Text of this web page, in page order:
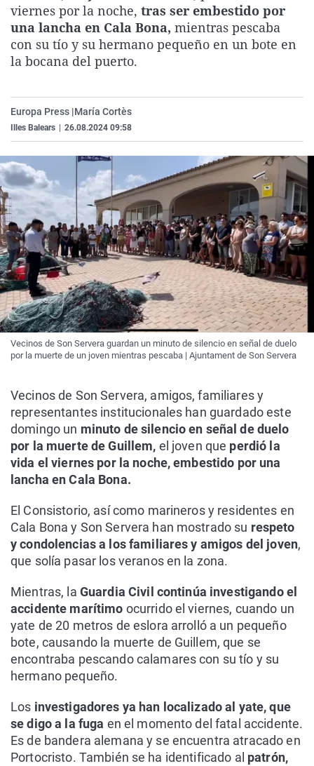
La rosa de los vientos
Gente viajera
Caso
Retornados
Extremadura
Galicia
Virales
Televisión
viernes por la noche, tras ser embestido por
una lancha en Cala Bona, mientras pescaba
con su tío y su hermano pequeño en un bote en
la bocana del puerto.
Europa Press |María Cortès
Illes Balears 26.08.2024 09:58
Vecinos de Son Servera guardan un minuto de silencio en señal de duelo
por la muerte de un joven mientras pescaba | Ajuntament de Son Servera
Vecinos de Son Servera, amigos, familiares y
representantes institucionales han guardado este
domingo un minuto de silencio en señal de duelo
por la muerte de Guillem, el joven que perdió la
vida el viernes por la noche, embestido por una
lancha en Cala Bona.
El Consistorio, así como marineros y residentes en
Cala Bona y Son Servera han mostrado su respeto
y condolencias a los familiares y amigos del joven,
que solía pasar los veranos en la zona.
Mientras, la Guardia Civil continúa investigando el
accidente marítimo ocurrido el viernes, cuando un
yate de 20 metros de eslora arrolló a un pequeño
bote, causando la muerte de Guillem, que se
encontraba pescando calamares con su tío y su
hermano pequeño.
Los investigadores ya han localizado al yate, que
se digo a la fuga en el momento del fatal accidente.
Es de bandera alemana y se encuentra atracado en
Portocristo. También se ha identificado al patrón,